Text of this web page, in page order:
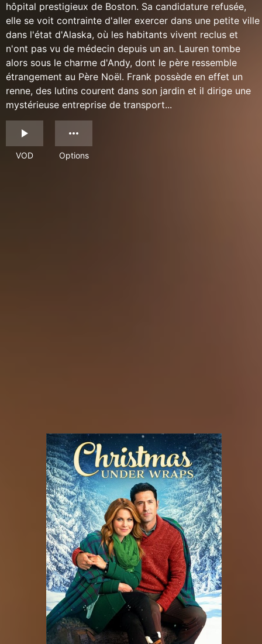
hôpital prestigieux de Boston. Sa candidature refusée,
elle se voit contrainte d'aller exercer dans une petite ville
dans l'état d'Alaska, où les habitants vivent reclus et
n'ont pas vu de médecin depuis un an. Lauren tombe
alors sous le charme d'Andy, dont le père ressemble
étrangement au Père Noël. Frank possède en effet un
renne, des lutins courent dans son jardin et il dirige une
mystérieuse entreprise de transport...
VOD Options